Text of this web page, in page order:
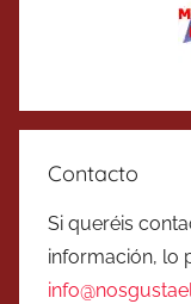
Contacto
Si queréis
información, lo